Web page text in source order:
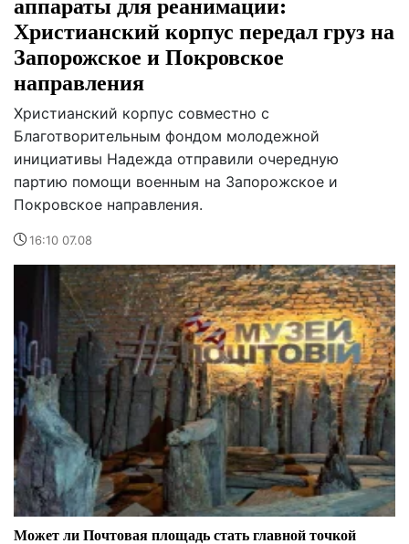
Христианский корпус передал груз на
Запорожское и Покровское
направления
Христианский корпус совместно с
Благотворительным фондом молодежной
инициативы Надежда отправили очередную
партию помощи военным на Запорожское и
Покровское направления.
16:10 07.08
Может ли Почтовая площадь стать главной точкой